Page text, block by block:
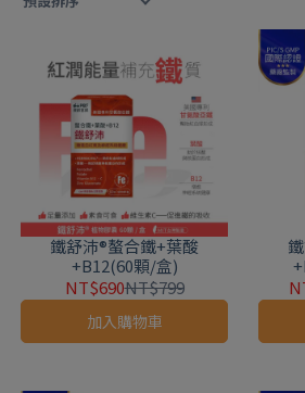
鐵舒沛®螯合鐵+葉酸
+B12(60顆/盒)
NT$690NT$799
加入購物車